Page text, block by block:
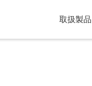
取扱製品